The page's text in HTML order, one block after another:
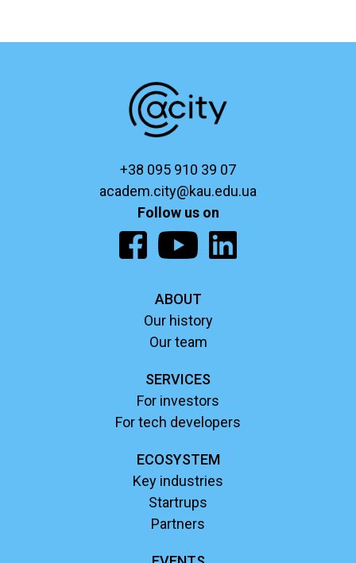
+38 095 910 39 07
academ.city@kau.edu.ua
Follow us on
ABOUT
Our history
Our team
SERVICES
For investors
For tech developers
ECOSYSTEM
Key industries
Startrups
Partners